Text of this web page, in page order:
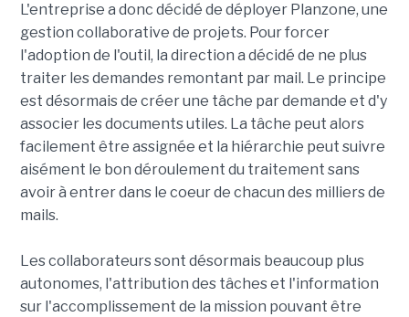
L'entreprise a donc décidé de déployer Planzone, une
gestion collaborative de projets. Pour forcer
l'adoption de l'outil, la direction a décidé de ne plus
traiter les demandes remontant par mail. Le principe
est désormais de créer une tâche par demande et d'y
associer les documents utiles. La tâche peut alors
facilement être assignée et la hiérarchie peut suivre
aisément le bon déroulement du traitement sans
avoir à entrer dans le coeur de chacun des milliers de
mails.
Les collaborateurs sont désormais beaucoup plus
autonomes, l'attribution des tâches et l'information
sur l'accomplissement de la mission pouvant être